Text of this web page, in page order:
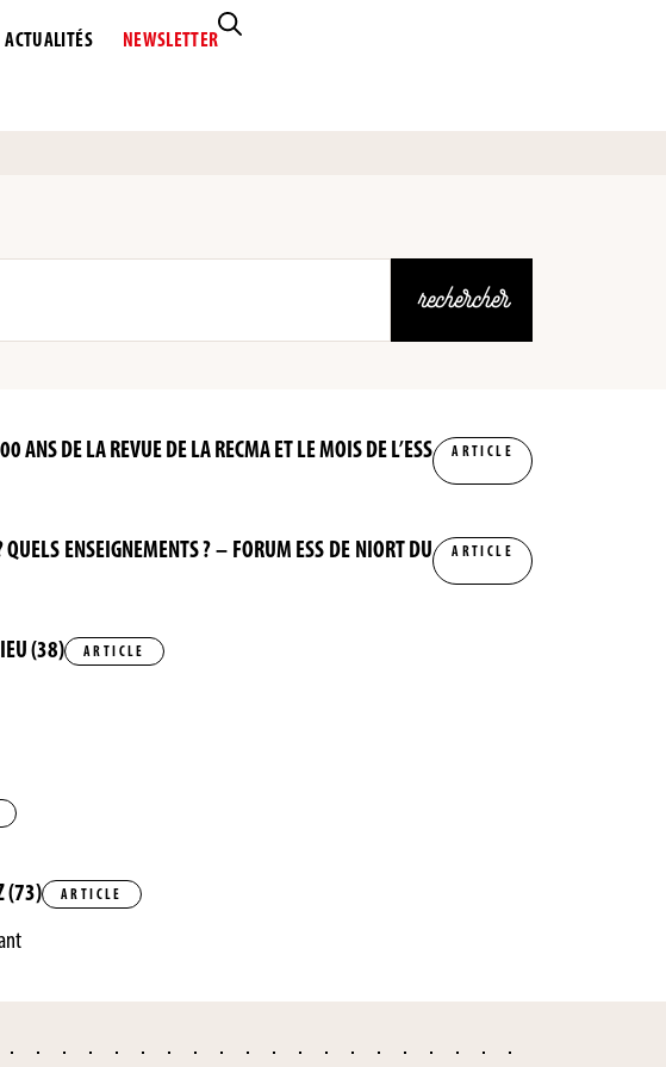
ACTUALITÉS NEWSLETTER
rechercher
DE LA REVUE DE LA RECMA ET LE MOIS DE L’ESS
ARTICLE
QUELS ENSEIGNEMENTS ? – FORUM ESS DE NIORT DU
ARTICLE
(38) ARTICLE
(73) ARTICLE